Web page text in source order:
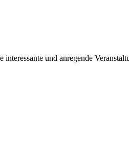
interessante und anregende